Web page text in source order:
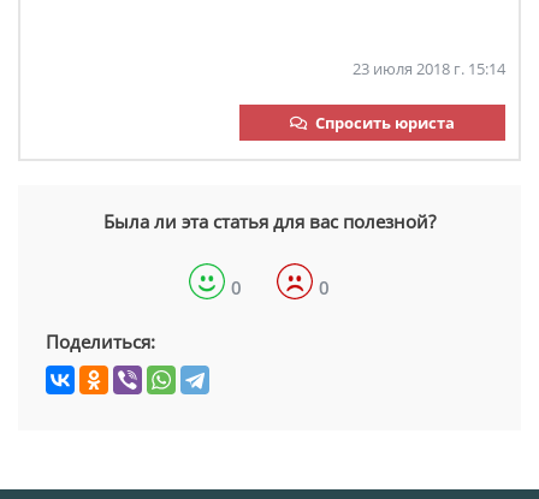
23 июля 2018 г. 15:14
Спросить юриста
Была ли эта статья для вас полезной?
0 0
Поделиться: